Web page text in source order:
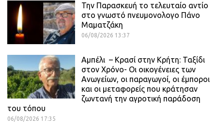
Την Παρασκευή το τελευταίο αντίο
στο γνωστό πνευμονολογο Πάνο
Μαματζάκη
06/08/2026 13:37
Αμπέλι – Κρασί στην Κρήτη: Ταξίδι
στον Χρόνο- Οι οικογένειες των
Ανωγείων, οι παραγωγοί, οι έμποροι
και οι μεταφορείς που κράτησαν
ζωντανή την αγροτική παράδοση
του τόπου
06/08/2026 17:35